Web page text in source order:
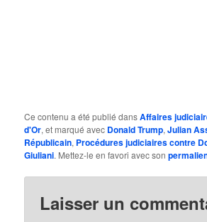
Ce contenu a été publié dansAffaires
d'Or, et marqué avec Donald Trump,Julian
Républicain, Procédures judiciaires contre
Giuliani. Mettez-le en favori avec son
Laisser un